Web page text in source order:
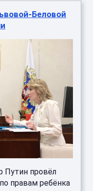
Беловой
Путин провёл
правам ребёнка